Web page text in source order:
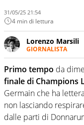
31/05/25 21:54
4 min di lettura
Lorenzo Marsili
GIORNALISTA
Giornalista
delle anime
evento e lo fa
Primo tempo da
finale di Champions
Germain che ha
non lasciando
dalle parti di